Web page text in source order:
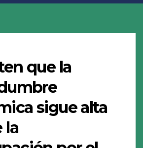
que la
sigue alta
la